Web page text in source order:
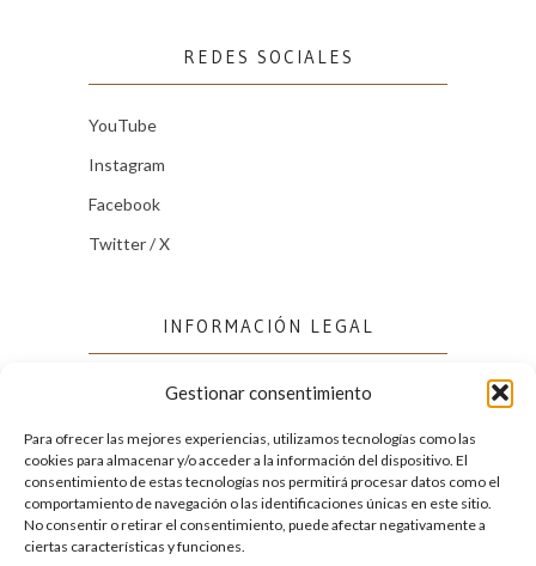
Gestionar consentimiento
Para ofrecer las mejores experiencias, utilizamos tecnologías como las
cookies para almacenar y/o acceder a la información del dispositivo. El
consentimiento de estas tecnologías nos permitirá procesar datos como el
comportamiento de navegación o las identificaciones únicas en este sitio.
No consentir o retirar el consentimiento, puede afectar negativamente a
ciertas características y funciones.
REDES SOCIALES
YouTube
Instagram
Facebook
Twitter / X
INFORMACIÓN LEGAL
Política de cookies (UE)
Política de privacidad
FACEBOOK